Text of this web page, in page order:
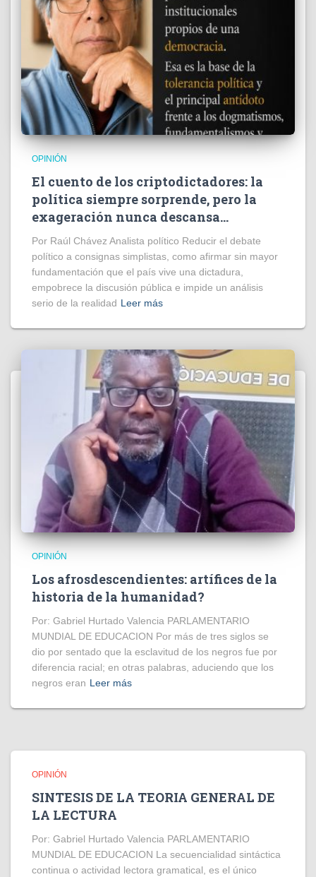
OPINIÓN
El cuento de los criptodictadores: la
política siempre sorprende, pero la
exageración nunca descansa…
Por Raúl Chávez Analista político Reducir el debate
político a consignas simplistas, como afirmar sin mayor
fundamentación que el país vive una dictadura,
empobrece la discusión pública e impide un análisis
serio de la realidad Leer más
OPINIÓN
Los afrosdescendientes: artífices de la
historia de la humanidad?
Por: Gabriel Hurtado Valencia PARLAMENTARIO
MUNDIAL DE EDUCACION Por más de tres siglos se
dio por sentado que la esclavitud de los negros fue por
diferencia racial; en otras palabras, aduciendo que los
negros eran Leer más
OPINIÓN
SINTESIS DE LA TEORIA GENERAL DE
LA LECTURA
Por: Gabriel Hurtado Valencia PARLAMENTARIO
MUNDIAL DE EDUCACION La secuencialidad sintáctica
continua o actividad lectora gramatical, es el único